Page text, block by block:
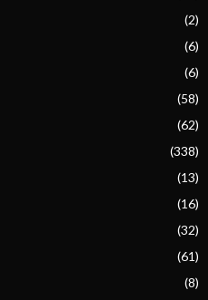
(2)
(6)
(6)
(58)
(62)
(338)
(13)
(16)
(32)
(61)
(8)